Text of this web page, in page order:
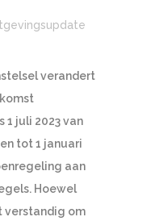
verandert
1 juli 2023 van
tot 1 januari
aan
Hoewel
verstandig om